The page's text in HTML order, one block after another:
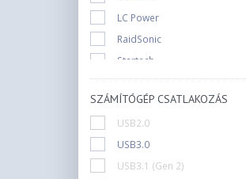
LC Power
RaidSonic
Startech
SZÁMÍTÓGÉP CSATLAKOZÁS
USB2.0
USB3.0
USB3.1 (Gen 2)